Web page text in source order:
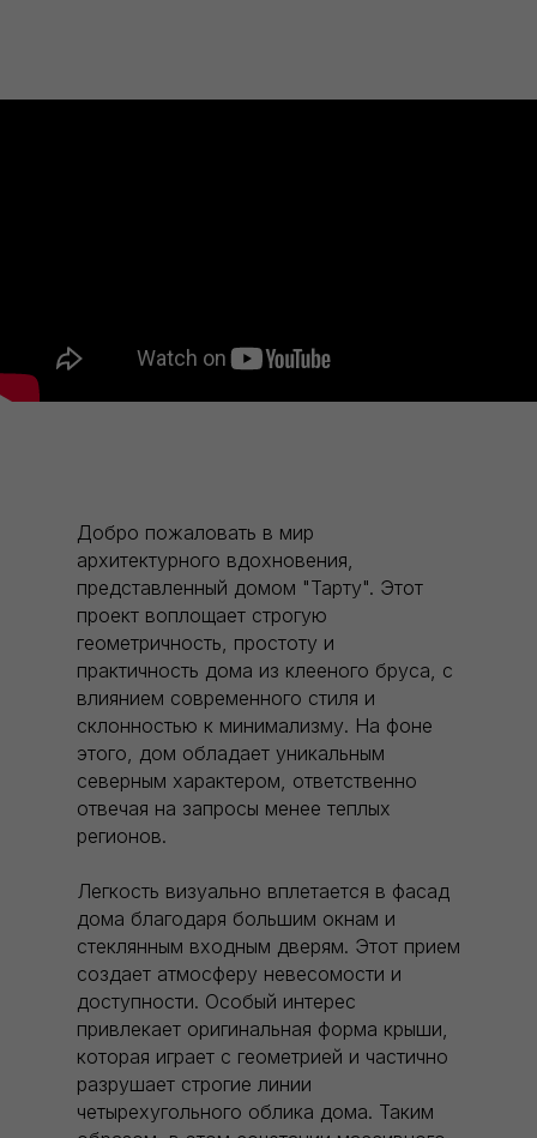
Добро пожаловать в мир
архитектурного вдохновения,
представленный домом "Тарту". Этот
проект воплощает строгую
геометричность, простоту и
практичность дома из клееного бруса, с
влиянием современного стиля и
склонностью к минимализму. На фоне
этого, дом обладает уникальным
северным характером, ответственно
отвечая на запросы менее теплых
регионов.
Легкость визуально вплетается в фасад
дома благодаря большим окнам и
стеклянным входным дверям. Этот прием
создает атмосферу невесомости и
доступности. Особый интерес
привлекает оригинальная форма крыши,
которая играет с геометрией и частично
разрушает строгие линии
четырехугольного облика дома. Таким